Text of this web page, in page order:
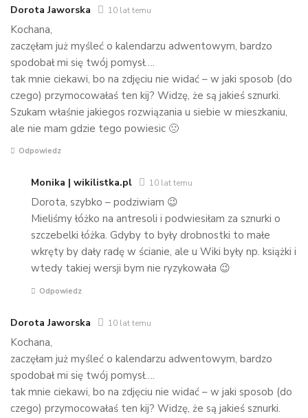
Dorota Jaworska 10 lat temu
Kochana,
zaczęłam już myśleć o kalendarzu adwentowym, bardzo
spodobał mi się twój pomysł….
tak mnie ciekawi, bo na zdjęciu nie widać – w jaki sposob (do
czego) przymocowałaś ten kij? Widzę, że są jakieś sznurki.
Szukam właśnie jakiegos rozwiązania u siebie w mieszkaniu,
ale nie mam gdzie tego powiesic 🙁
Odpowiedz
Monika | wikilistka.pl 10 lat temu
Dorota, szybko – podziwiam 😉
Mieliśmy łóżko na antresoli i podwiesiłam za sznurki o
szczebelki łóżka. Gdyby to były drobnostki to małe
wkręty by dały radę w ścianie, ale u Wiki były np. książki i
wtedy takiej wersji bym nie ryzykowała 😉
Odpowiedz
Dorota Jaworska 10 lat temu
Kochana,
zaczęłam już myśleć o kalendarzu adwentowym, bardzo
spodobał mi się twój pomysł….
tak mnie ciekawi, bo na zdjęciu nie widać – w jaki sposob (do
czego) przymocowałaś ten kij? Widzę, że są jakieś sznurki.